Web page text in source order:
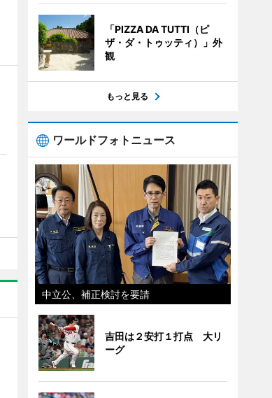
「PIZZA DA TUTTI（ピ
ザ・ダ・トゥッティ）」外
観
もっと見る
ワールドフォトニュース
中立公、補正検討を要請
吉田は２安打１打点 大リ
ーグ